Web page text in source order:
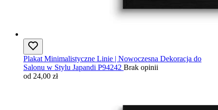
Plakat Minimalistyczne Linie | Nowoczesna Dekoracja do
Salonu w Stylu Japandi P94242 Brak opinii
od 24,00 zł